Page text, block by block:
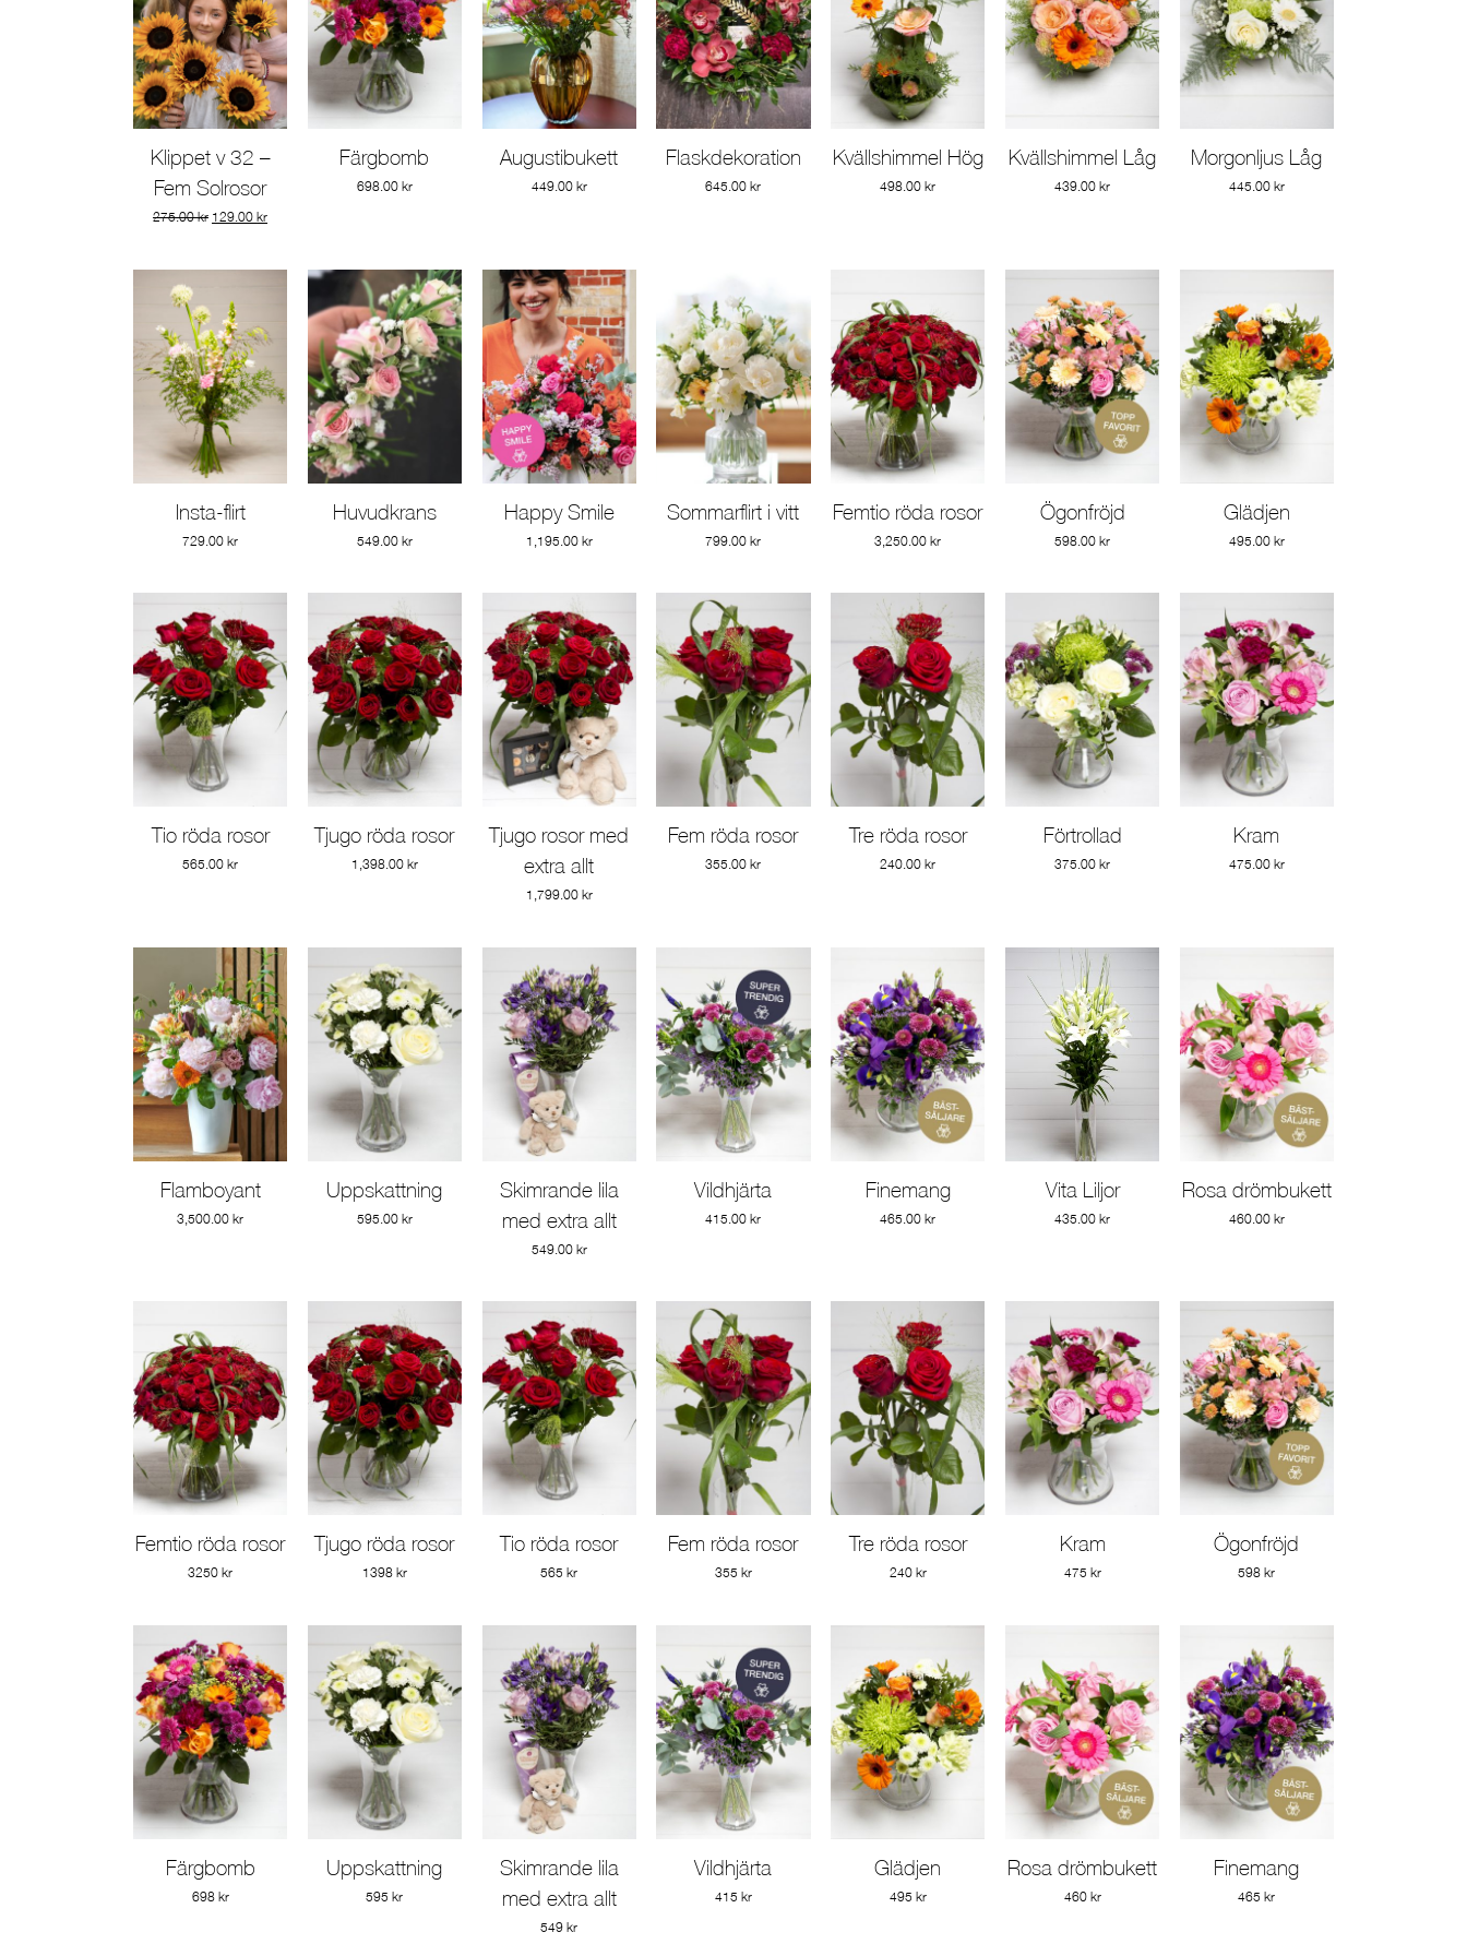
Gå till produkt
Klippet v 32 –
Fem Solrosor
275.00kr Det
var:
129.00krDet
är:
Gå till produkt
Färgbomb
698.00 kr
Gå till produkt
Augustibukett
449.00 kr
Gå till produkt
Flaskdekoration
645.00kr
Gå till produkt
Kvällshimmel Hög
498.00kr
Gå till produkt
Kvällshimmel Låg
439.00kr
Gå till produkt
Morgonljus Låg
445.00 kr
Gå till produkt
Insta-flirt
729.00kr
Gå till produkt
Huvudkrans
549.00 kr
Gå till produkt
Happy Smile
1,195.00 kr
Gå till produkt
Sommarflirt i vitt
799.00kr
Gå till produkt
Femtio röda rosor
3,250.00kr
Gå till produkt
Ögonfröjd
598.00kr
Gå till produkt
Glädjen
495.00 kr
Gå till produkt
Tio röda rosor
565.00kr
Gå till produkt
Tjugo röda rosor
1,398.00 kr
Gå till produkt
Tjugo rosor med
extra allt
1,799.00 kr
Gå till produkt
Fem röda rosor
355.00kr
Gå till produkt
Tre röda rosor
240.00kr
Gå till produkt
Förtrollad
375.00kr
Gå till produkt
Kram
475.00 kr
Gå till produkt
Flamboyant
3,500.00kr
Gå till produkt
Uppskattning
595.00 kr
Gå till produkt
Skimrande lila
med extra allt
549.00 kr
Gå till produkt
Vildhjärta
415.00kr
Gå till produkt
Finemang
465.00kr
Gå till produkt
Vita Liljor
435.00kr
Gå till produkt
Rosa drömbukett
460.00 kr
Gå till produkt
Femtio röda rosor
3250 kr
Gå till produkt
Tjugo röda rosor
1398 kr
Gå till produkt
Tio röda rosor
565 kr
Gå till produkt
Fem röda rosor
355 kr
Gå till produkt
Tre röda rosor
240 kr
Gå till produkt
Kram
475 kr
Gå till produkt
Ögonfröjd
598 kr
Gå till produkt
Färgbomb
698 kr
Gå till produkt
Uppskattning
595 kr
Gå till produkt
Skimrande lila
med extra allt
549 kr
Gå till produkt
Vildhjärta
415 kr
Gå till produkt
Glädjen
495 kr
Gå till produkt
Rosa drömbukett
460 kr
Gå till produkt
Finemang
465 kr